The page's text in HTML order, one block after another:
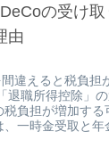
の受け
由
違えると税負担
退職所得控除」
税負担が増加する
一時金受取と年